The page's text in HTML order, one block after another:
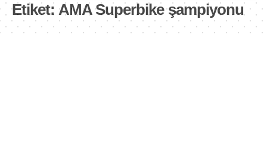
Etiket: AMA Superbike şampiyonu